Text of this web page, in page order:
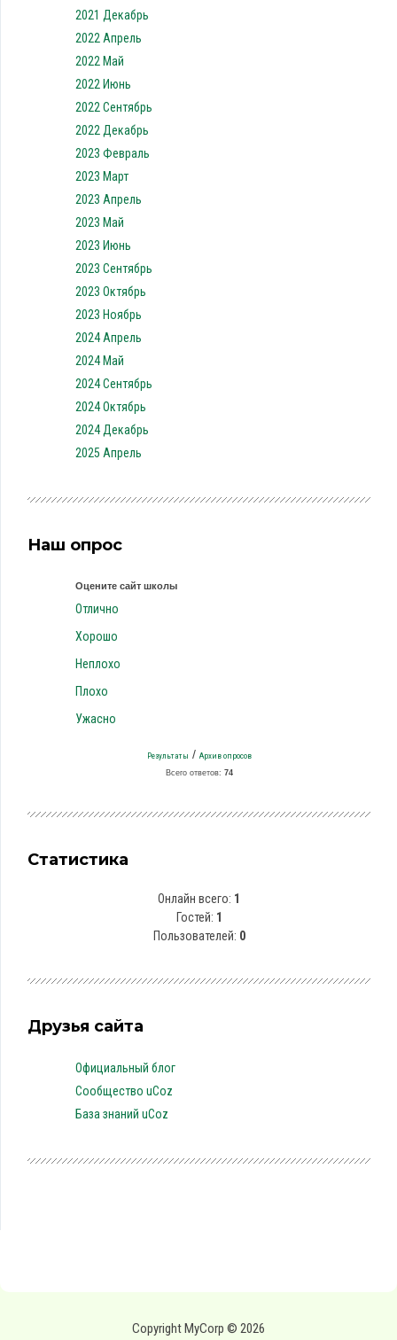
2021 Декабрь
2022 Апрель
2022 Май
2022 Июнь
2022 Сентябрь
2022 Декабрь
2023 Февраль
2023 Март
2023 Апрель
2023 Май
2023 Июнь
2023 Сентябрь
2023 Октябрь
2023 Ноябрь
2024 Апрель
2024 Май
2024 Сентябрь
2024 Октябрь
2024 Декабрь
2025 Апрель
Наш опрос
Оцените сайт школы
Отлично
Хорошо
Неплохо
Плохо
Ужасно
Результаты / Архив опросов
Всего ответов: 74
Статистика
Онлайн всего: 1
Гостей: 1
Пользователей: 0
Друзья сайта
Официальный блог
Сообщество uCoz
База знаний uCoz
Copyright MyCorp © 2026